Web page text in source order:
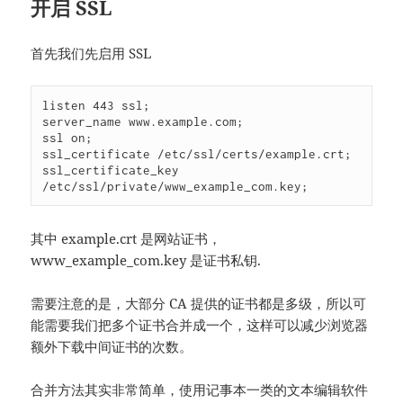
开启 SSL
首先我们先启用 SSL
listen 443 ssl;
server_name www.example.com;
ssl on;
ssl_certificate /etc/ssl/certs/example.crt;
ssl_certificate_key
/etc/ssl/private/www_example_com.key;
其中 example.crt 是网站证书，
www_example_com.key 是证书私钥.
需要注意的是，大部分 CA 提供的证书都是多级，所以可
能需要我们把多个证书合并成一个，这样可以减少浏览器
额外下载中间证书的次数。
合并方法其实非常简单，使用记事本一类的文本编辑软件